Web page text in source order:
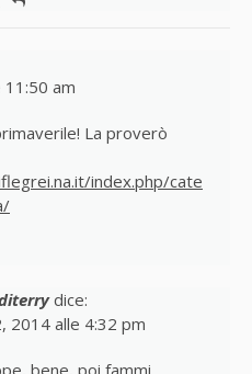
am
La proverò
index.php/cate
dice:
2014 alle 4:32 pm